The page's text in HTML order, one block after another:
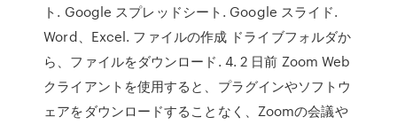
ト. Google スプレッドシート. Google スライド.
Word、Excel. ファイルの作成 ドライブフォルダか
ら、ファイルをダウンロード. 4. 2 日前 Zoom Web
クライアントを使用すると、プラグインやソフトウ
ェアをダウンロードすることなく、Zoomの会議や